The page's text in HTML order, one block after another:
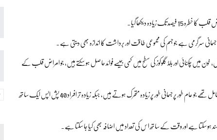
سرگرمی ہے جو جسم کی مجموعی طاقت اور برداشت کا اندازہ بھی دیتی ہے۔
خون میں چکنائی اور بلڈ گلوکوز کی سطح میں کمی جیسے فوائد حاصل ہو سکتے ہیں، جو امراض قلب کے
محققین نے تسلیم کیا کہ یہ تحقیق محدود نوعیت کی تھی کیونکہ اس میں صرف فائر فائٹرز شامل تھے جو عام طور پر جسمانی طور پر زیادہ متحرک ہوتے ہیں، جبکہ زیادہ تر افراد 40 پش اپس ایک ساتھ
ہو سکتا ہے اور وقت کے ساتھ اس کی تعداد میں اضافہ بھی کیا جا سکتا ہے۔